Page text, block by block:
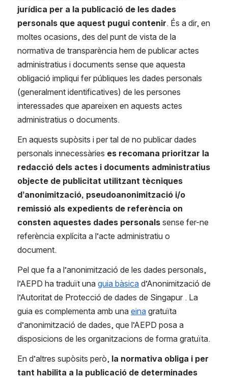
jurídica per a la publicació de les dades
personals que aquest pugui contenir. És a dir, en
moltes ocasions, des del punt de vista de la
normativa de transparència hem de publicar actes
administratius i documents sense que aquesta
obligació impliqui fer públiques les dades personals
(generalment identificatives) de les persones
interessades que apareixen en aquests actes
administratius o documents.
En aquests supòsits i per tal de no publicar dades
personals innecessàries es recomana prioritzar la
redacció dels actes i documents administratius
objecte de publicitat utilitzant tècniques
d’anonimització, pseudoanonimització i/o
remissió als expedients de referència on
consten aquestes dades personals sense fer-ne
referència explícita a l’acte administratiu o
document.
Pel que fa a l’anonimització de les dades personals,
l’AEPD ha traduït una guia bàsica d’Anonimització de
l’Autoritat de Protecció de dades de Singapur . La
guia es complementa amb una eina gratuïta
d’anonimització de dades, que l’AEPD posa a
disposicions de les organitzacions de forma gratuïta.
En d’altres supòsits però, la normativa obliga i per
tant habilita a la publicació de determinades